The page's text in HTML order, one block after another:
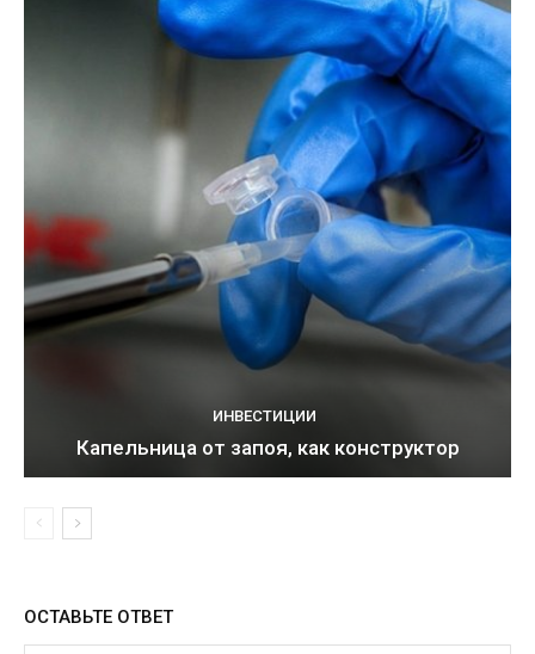
ИНВЕСТИЦИИ
Капельница от запоя, как конструктор
ОСТАВЬТЕ ОТВЕТ